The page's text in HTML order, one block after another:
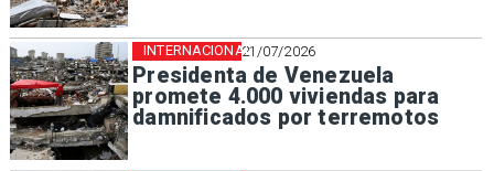
21/07/2026
Presidenta de Venezuela
promete 4.000 viviendas para
damnificados por terremotos
INTERNACIONAL